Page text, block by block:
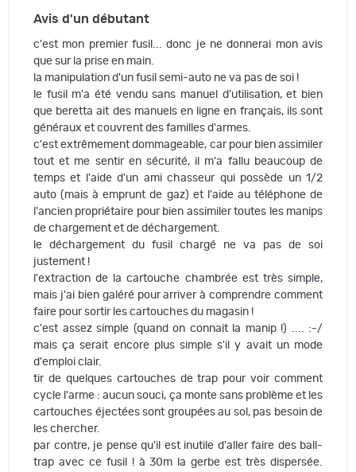
Avis d'un débutant
c'est mon premier fusil... donc je ne donnerai mon avis
que sur la prise en main.
la manipulation d'un fusil semi-auto ne va pas de soi !
le fusil m'a été vendu sans manuel d'utilisation, et bien
que beretta ait des manuels en ligne en français, ils sont
généraux et couvrent des familles d'armes.
c'est extrêmement dommageable, car pour bien assimiler
tout et me sentir en sécurité, il m'a fallu beaucoup de
temps et l'aide d'un ami chasseur qui possède un 1/2
auto (mais à emprunt de gaz) et l'aide au téléphone de
l'ancien propriétaire pour bien assimiler toutes les manips
de chargement et de déchargement.
le déchargement du fusil chargé ne va pas de soi
justement !
l'extraction de la cartouche chambrée est très simple,
mais j'ai bien galéré pour arriver à comprendre comment
faire pour sortir les cartouches du magasin !
c'est assez simple (quand on connait la manip !) .... :-/
mais ça serait encore plus simple s'il y avait un mode
d'emploi clair.
tir de quelques cartouches de trap pour voir comment
cycle l'arme : aucun souci, ça monte sans problème et les
cartouches éjectées sont groupées au sol, pas besoin de
les chercher.
par contre, je pense qu'il est inutile d'aller faire des ball-
trap avec ce fusil ! à 30m la gerbe est très dispersée.